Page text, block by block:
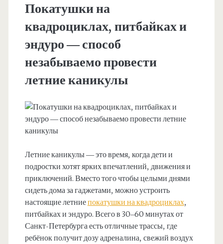
Покатушки на
квадроциклах, питбайках и
эндуро — способ
незабываемо провести
летние каникулы
Летние каникулы — это время, когда дети и
подростки хотят ярких впечатлений, движения и
приключений. Вместо того чтобы целыми днями
сидеть дома за гаджетами, можно устроить
настоящие летниепокатушки на квадроциклах,
питбайках и эндуро. Всего в 30–60 минутах от
Санкт-Петербурга есть отличные трассы, где
ребёнок получит дозу адреналина, свежий воздух